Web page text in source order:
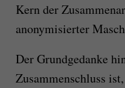
Kern der
anonymisierter
Der Grundgedanke
Zusammenschluss